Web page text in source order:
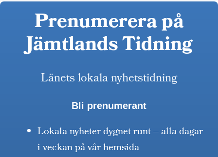
Prenumerera på
Jämtlands Tidning
Länets lokala nyhetstidning
Bli prenumerant
Lokala nyheter dygnet runt – alla dagar
i veckan på vår hemsida